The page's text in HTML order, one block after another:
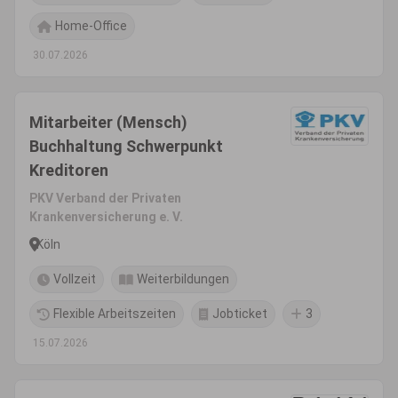
Home-Office
30.07.2026
Mitarbeiter (Mensch)
Buchhaltung Schwerpunkt
Kreditoren
PKV Verband der Privaten
Krankenversicherung e. V.
Köln
Vollzeit Weiterbildungen
Flexible Arbeitszeiten Jobticket 3
15.07.2026